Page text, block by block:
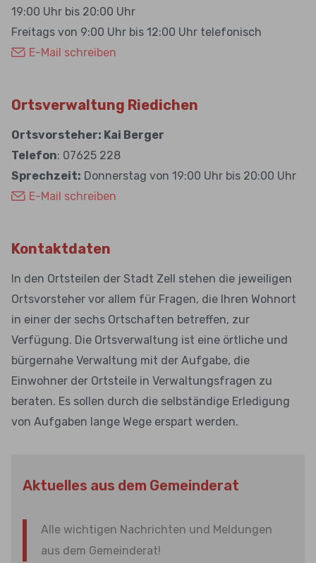
19:00 Uhr bis 20:00 Uhr
Freitags von 9:00 Uhr bis 12:00 Uhr telefonisch
E-Mail schreiben
Ortsverwaltung Riedichen
Ortsvorsteher: Kai Berger
Telefon: 07625 228
Sprechzeit: Donnerstag von 19:00 Uhr bis 20:00 Uhr
E-Mail schreiben
Kontaktdaten
In den Ortsteilen der Stadt Zell stehen die jeweiligen
Ortsvorsteher vor allem für Fragen, die Ihren Wohnort
in einer der sechs Ortschaften betreffen, zur
Verfügung. Die Ortsverwaltung ist eine örtliche und
bürgernahe Verwaltung mit der Aufgabe, die
Einwohner der Ortsteile in Verwaltungsfragen zu
beraten. Es sollen durch die selbständige Erledigung
von Aufgaben lange Wege erspart werden.
Aktuelles aus dem Gemeinderat
Alle wichtigen Nachrichten und Meldungen
aus dem Gemeinderat!